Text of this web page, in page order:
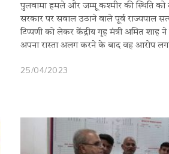
पुलवामा हमले और जम्मू कश्मीर की स्थिति को
सरकार पर सवाल उठाने वाले पूर्व राज्यपाल
टिप्पणी को लेकर केंद्रीय गृह मंत्री अमित शाह
अपना रास्ता अलग करने के बाद वह आरोप
25/04/2023